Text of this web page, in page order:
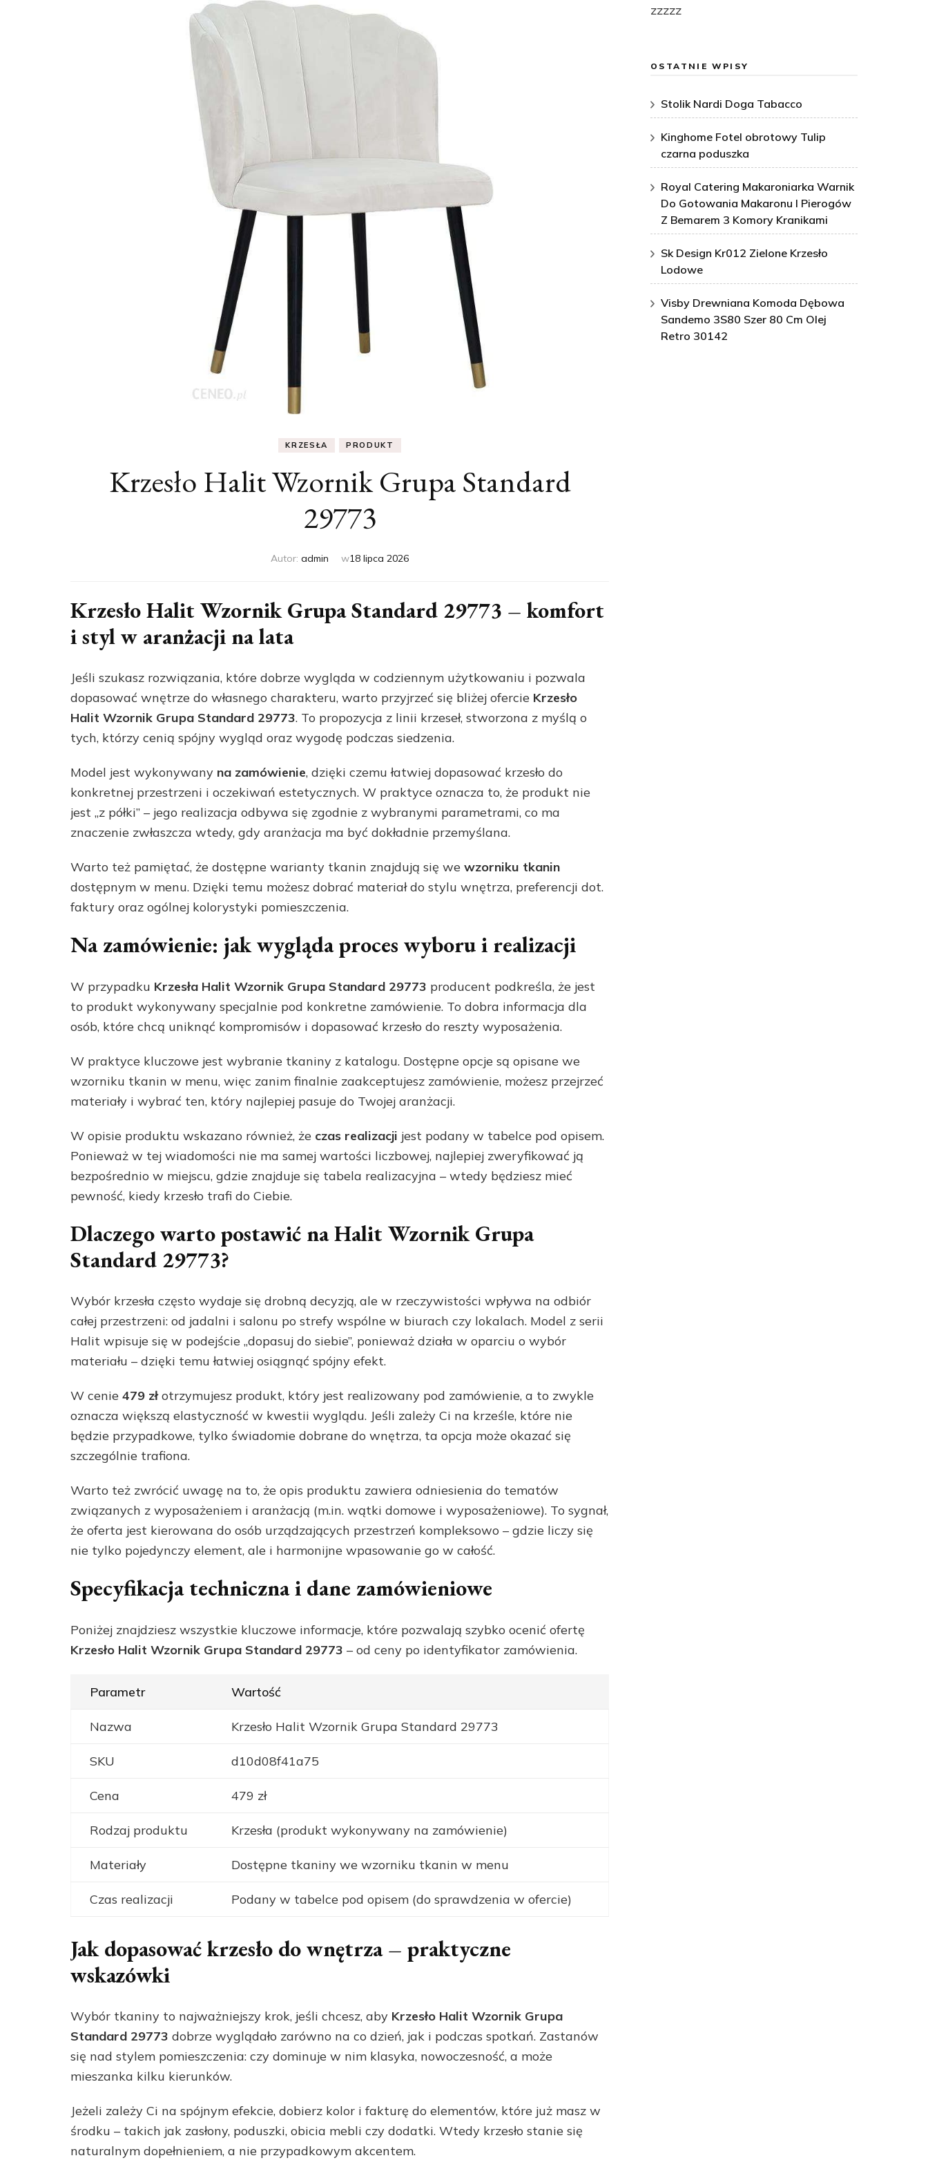
KRZESŁA PRODUKT
Krzesło Halit Wzornik Grupa Standard
29773
Autor: admin w18 lipca 2026
Krzesło Halit Wzornik Grupa Standard 29773 – komfort
i styl w aranżacji na lata
Jeśli szukasz rozwiązania, które dobrze wygląda w codziennym użytkowaniu i pozwala
dopasować wnętrze do własnego charakteru, warto przyjrzeć się bliżej ofercie Krzesło
Halit Wzornik Grupa Standard 29773. To propozycja z linii krzeseł, stworzona z myślą o
tych, którzy cenią spójny wygląd oraz wygodę podczas siedzenia.
Model jest wykonywany na zamówienie, dzięki czemu łatwiej dopasować krzesło do
konkretnej przestrzeni i oczekiwań estetycznych. W praktyce oznacza to, że produkt nie
jest „z półki” – jego realizacja odbywa się zgodnie z wybranymi parametrami, co ma
znaczenie zwłaszcza wtedy, gdy aranżacja ma być dokładnie przemyślana.
Warto też pamiętać, że dostępne warianty tkanin znajdują się we wzorniku tkanin
dostępnym w menu. Dzięki temu możesz dobrać materiał do stylu wnętrza, preferencji dot.
faktury oraz ogólnej kolorystyki pomieszczenia.
Na zamówienie: jak wygląda proces wyboru i realizacji
W przypadku Krzesła Halit Wzornik Grupa Standard 29773 producent podkreśla, że jest
to produkt wykonywany specjalnie pod konkretne zamówienie. To dobra informacja dla
osób, które chcą uniknąć kompromisów i dopasować krzesło do reszty wyposażenia.
W praktyce kluczowe jest wybranie tkaniny z katalogu. Dostępne opcje są opisane we
wzorniku tkanin w menu, więc zanim finalnie zaakceptujesz zamówienie, możesz przejrzeć
materiały i wybrać ten, który najlepiej pasuje do Twojej aranżacji.
W opisie produktu wskazano również, że czas realizacji jest podany w tabelce pod opisem.
Ponieważ w tej wiadomości nie ma samej wartości liczbowej, najlepiej zweryfikować ją
bezpośrednio w miejscu, gdzie znajduje się tabela realizacyjna – wtedy będziesz mieć
pewność, kiedy krzesło trafi do Ciebie.
Dlaczego warto postawić na Halit Wzornik Grupa
Standard 29773?
Wybór krzesła często wydaje się drobną decyzją, ale w rzeczywistości wpływa na odbiór
całej przestrzeni: od jadalni i salonu po strefy wspólne w biurach czy lokalach. Model z serii
Halit wpisuje się w podejście „dopasuj do siebie”, ponieważ działa w oparciu o wybór
materiału – dzięki temu łatwiej osiągnąć spójny efekt.
W cenie 479 złotrzymujesz produkt, który jest realizowany pod zamówienie, a to zwykle
oznacza większą elastyczność w kwestii wyglądu. Jeśli zależy Ci na krześle, które nie
będzie przypadkowe, tylko świadomie dobrane do wnętrza, ta opcja może okazać się
szczególnie trafiona.
Warto też zwrócić uwagę na to, że opis produktu zawiera odniesienia do tematów
związanych z wyposażeniem i aranżacją (m.in. wątki domowe i wyposażeniowe). To sygnał,
że oferta jest kierowana do osób urządzających przestrzeń kompleksowo – gdzie liczy się
nie tylko pojedynczy element, ale i harmonijne wpasowanie go w całość.
Specyfikacja techniczna i dane zamówieniowe
Poniżej znajdziesz wszystkie kluczowe informacje, które pozwalają szybko ocenić ofertę
Krzesło Halit Wzornik Grupa Standard 29773 – od ceny po identyfikator zamówienia.
Parametr Wartość
Nazwa Krzesło Halit Wzornik Grupa Standard 29773
SKU d10d08f41a75
Cena 479 zł
Rodzaj produktu Krzesła (produkt wykonywany na zamówienie)
Materiały Dostępne tkaniny we wzorniku tkanin w menu
Czas realizacji Podany w tabelce pod opisem (do sprawdzenia w ofercie)
Jak dopasować krzesło do wnętrza – praktyczne
wskazówki
Wybór tkaniny to najważniejszy krok, jeśli chcesz, aby Krzesło Halit Wzornik Grupa
Standard 29773 dobrze wyglądało zarówno na co dzień, jak i podczas spotkań. Zastanów
się nad stylem pomieszczenia: czy dominuje w nim klasyka, nowoczesność, a może
mieszanka kilku kierunków.
Jeżeli zależy Ci na spójnym efekcie, dobierz kolor i fakturę do elementów, które już masz w
środku – takich jak zasłony, poduszki, obicia mebli czy dodatki. Wtedy krzesło stanie się
naturalnym dopełnieniem, a nie przypadkowym akcentem.
zzzzz
OSTATNIE WPISY
Stolik Nardi Doga Tabacco
Kinghome Fotel obrotowy Tulip
czarna poduszka
Royal Catering Makaroniarka Warnik
Do Gotowania Makaronu I Pierogów
Z Bemarem 3 Komory Kranikami
Sk Design Kr012 Zielone Krzesło
Lodowe
Visby Drewniana Komoda Dębowa
Sandemo 3S80 Szer 80 Cm Olej
Retro 30142